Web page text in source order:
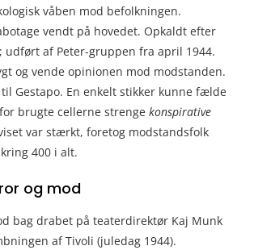
våben mod befolkningen.
vendt på hovedet. Opkaldt efter
udført af Peter-gruppen fra april 1944.
og vende opinionen mod modstanden.
Gestapo. En enkelt stikker kunne fælde
brugte cellerne strenge konspirative
var stærkt, foretog modstandsfolk
400 i alt.
og mod
bag drabet på teaterdirektør Kaj Munk
af Tivoli (juledag 1944).